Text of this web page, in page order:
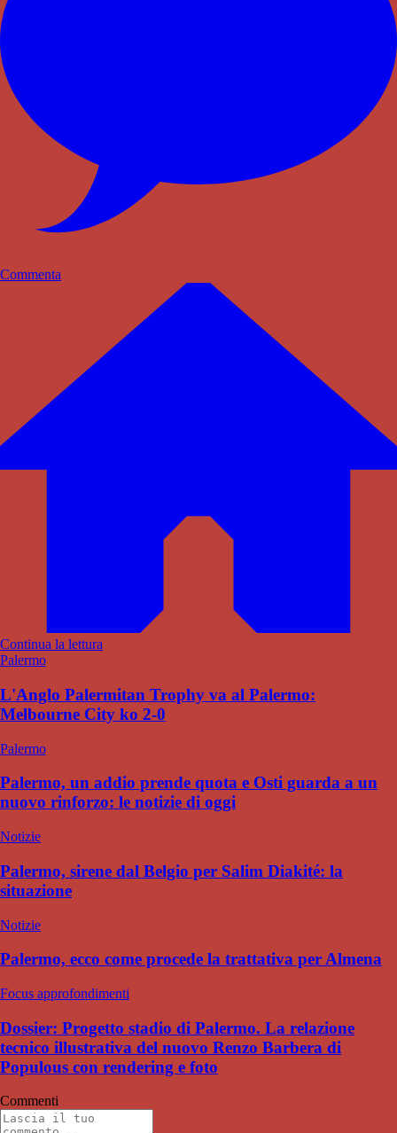
Commenta
Continua la lettura
Palermo
L'Anglo Palermitan Trophy va al Palermo:
Melbourne City ko 2-0
Palermo
Palermo, un addio prende quota e Osti guarda a un
nuovo rinforzo: le notizie di oggi
Notizie
Palermo, sirene dal Belgio per Salim Diakité: la
situazione
Notizie
Palermo, ecco come procede la trattativa per Almena
Focus approfondimenti
Dossier: Progetto stadio di Palermo. La relazione
tecnico illustrativa del nuovo Renzo Barbera di
Populous con rendering e foto
Commenti